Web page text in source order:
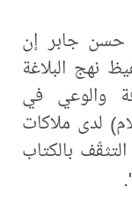
حسن جابر إن
نهج البلاغة
والوعي في
لدى ملاكات
بالكتاب